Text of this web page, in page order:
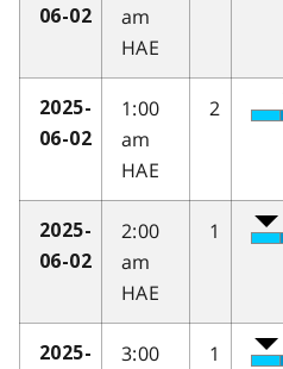
06-02
am
HAE
2025-
06-02
1:00
am
HAE
2
2025-
06-02
2:00
am
HAE
1
2025-
3:00
1